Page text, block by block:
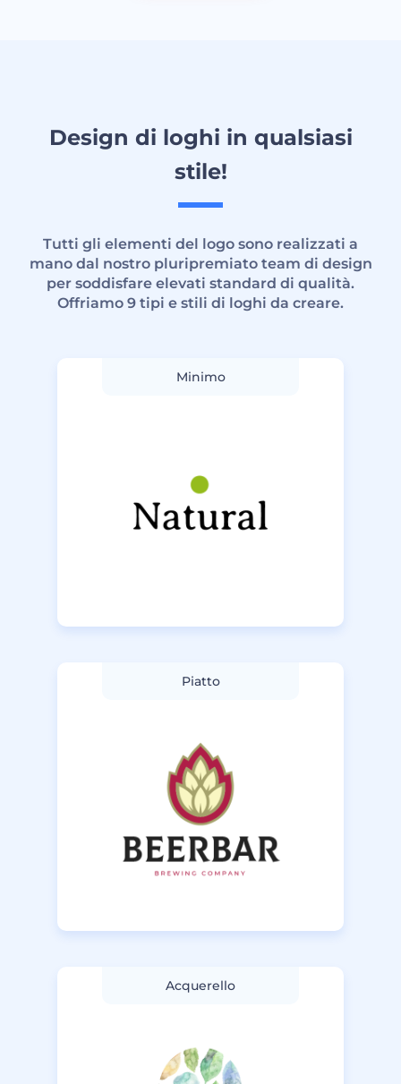
Design di loghi in qualsiasi
stile!
Tutti gli elementi del logo sono realizzati a
mano dal nostro pluripremiato team di design
per soddisfare elevati standard di qualità.
Offriamo 9 tipi e stili di loghi da creare.
Minimo
Piatto
Acquerello